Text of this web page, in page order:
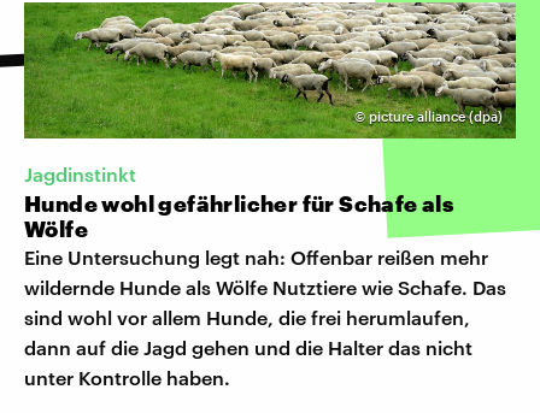
©picture alliance (dpa)
Jagdinstinkt
Hunde wohl gefährlicher für Schafe als
Wölfe
Eine Untersuchung legt nah: Offenbar reißen mehr
wildernde Hunde als Wölfe Nutztiere wie Schafe. Das
sind wohl vor allem Hunde, die frei herumlaufen,
dann auf die Jagd gehen und die Halter das nicht
unter Kontrolle haben.